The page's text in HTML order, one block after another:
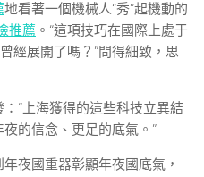
地看著一個機械人“秀”起機動的
推薦 。“這項技巧在國際上處于
經展開了嗎？”問得細致，思
“上海獲得的這些科技立異結
的信念、更足的底氣。”
國重器彰顯年夜國底氣，